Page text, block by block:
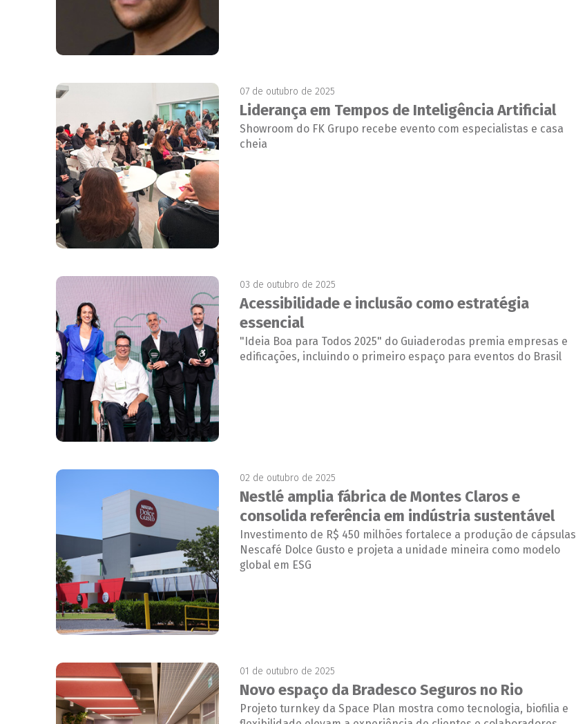
07 de outubro de 2025
Liderança em Tempos de Inteligência Artificial
Showroom do FK Grupo recebe evento com especialistas e casa
cheia
03 de outubro de 2025
Acessibilidade e inclusão como estratégia
essencial
"Ideia Boa para Todos 2025" do Guiaderodas premia empresas e
edificações, incluindo o primeiro espaço para eventos do Brasil
02 de outubro de 2025
Nestlé amplia fábrica de Montes Claros e
consolida referência em indústria sustentável
Investimento de R$ 450 milhões fortalece a produção de cápsulas
Nescafé Dolce Gusto e projeta a unidade mineira como modelo
global em ESG
01 de outubro de 2025
Novo espaço da Bradesco Seguros no Rio
Projeto turnkey da Space Plan mostra como tecnologia, biofilia e